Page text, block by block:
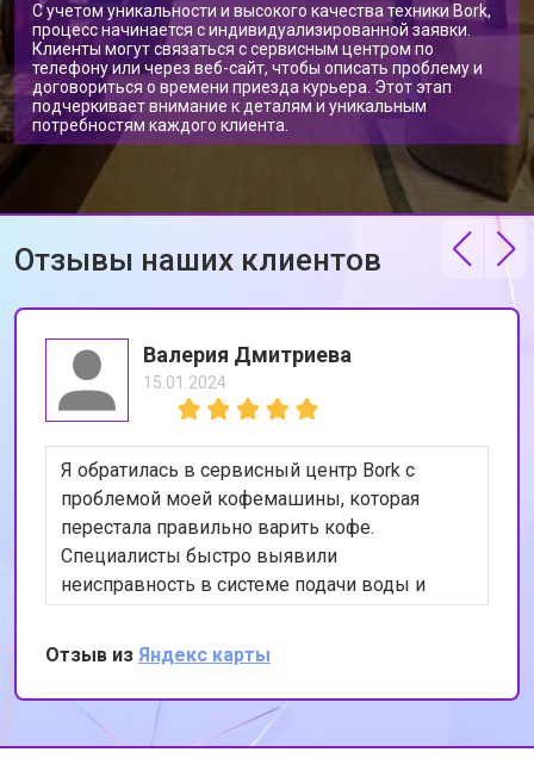
С учетом уникальности и высокого качества техники Bork,
процесс начинается с индивидуализированной заявки.
Клиенты могут связаться с сервисным центром по
телефону или через веб-сайт, чтобы описать проблему и
договориться о времени приезда курьера. Этот этап
подчеркивает внимание к деталям и уникальным
потребностям каждого клиента.
Отзывы наших клиентов
Валерия Дмитриева
15.01.2024
Я обратилась в сервисный центр Bork с
проблемой моей кофемашины, которая
перестала правильно варить кофе.
Специалисты быстро выявили
неисправность в системе подачи воды и
устранили её. Теперь моя кофемашина
работает как новая. Я очень довольна
качеством обслуживания и
профессионализмом сотрудников. Спасибо
за вашу работу!
Отзыв из Яндекс карты